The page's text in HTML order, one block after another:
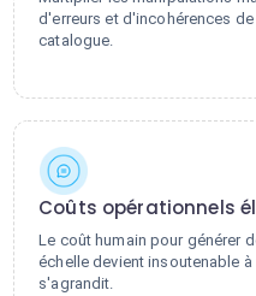
d'erreurs et d'incohérences
catalogue.
Coûts opérationnels
Le coût humain pour générer
échelle devient insoutenable
s'agrandit.